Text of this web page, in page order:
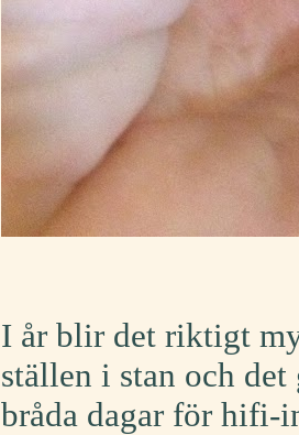
I år blir det riktigt
ställen i stan och
bråda dagar för hifi-